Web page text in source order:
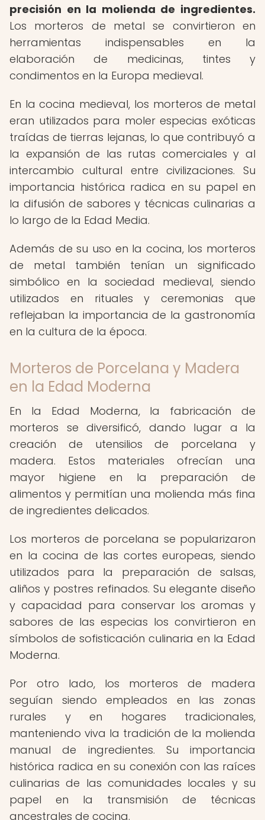
precisión en la molienda de ingredientes.
Los morteros de metal se convirtieron en
herramientas indispensables en la
elaboración de medicinas, tintes y
condimentos en la Europa medieval.
En la cocina medieval, los morteros de metal
eran utilizados para moler especias exóticas
traídas de tierras lejanas, lo que contribuyó a
la expansión de las rutas comerciales y al
intercambio cultural entre civilizaciones. Su
importancia histórica radica en su papel en
la difusión de sabores y técnicas culinarias a
lo largo de la Edad Media.
Además de su uso en la cocina, los morteros
de metal también tenían un significado
simbólico en la sociedad medieval, siendo
utilizados en rituales y ceremonias que
reflejaban la importancia de la gastronomía
en la cultura de la época.
Morteros de Porcelana y Madera
en la Edad Moderna
En la Edad Moderna, la fabricación de
morteros se diversificó, dando lugar a la
creación de utensilios de porcelana y
madera. Estos materiales ofrecían una
mayor higiene en la preparación de
alimentos y permitían una molienda más fina
de ingredientes delicados.
Los morteros de porcelana se popularizaron
en la cocina de las cortes europeas, siendo
utilizados para la preparación de salsas,
aliños y postres refinados. Su elegante diseño
y capacidad para conservar los aromas y
sabores de las especias los convirtieron en
símbolos de sofisticación culinaria en la Edad
Moderna.
Por otro lado, los morteros de madera
seguían siendo empleados en las zonas
rurales y en hogares tradicionales,
manteniendo viva la tradición de la molienda
manual de ingredientes. Su importancia
histórica radica en su conexión con las raíces
culinarias de las comunidades locales y su
papel en la transmisión de técnicas
ancestrales de cocina.